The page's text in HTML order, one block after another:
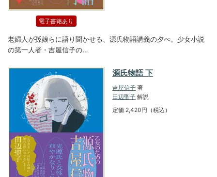
電子書籍あり
老婦人が孫娘らに語り聞かせる、源氏物語講義の夕べ。少女小説
の第一人者・吉屋信子の…
源氏物語 下
吉屋信子 著
田辺聖子 解説
定価 2,420円（税込）